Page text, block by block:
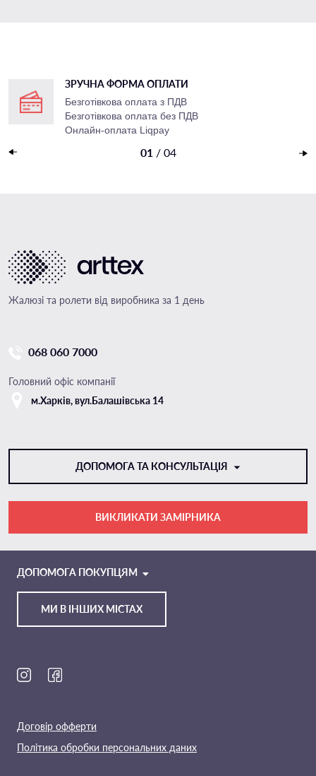
ЗРУЧНА ФОРМА ОПЛАТИ
Безготівкова оплата з ПДВ
Безготівкова оплата без ПДВ
Онлайн-оплата Liqpay
01 / 04
Жалюзі та ролети від виробника за 1 день
068 060 7000
Головний офіс компанії
м.Харкiв, вул.Балашівська 14
ДОПОМОГА ТА КОНСУЛЬТАЦІЯ
TELEGRAM
ВИКЛИКАТИ ЗАМІРНИКА
МИ В ІНШИХ МІСТАХ
ДОПОМОГА ПОКУПЦЯМ
Договір офферти
Політика обробки персональних даних